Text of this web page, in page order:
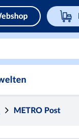
METRO Post